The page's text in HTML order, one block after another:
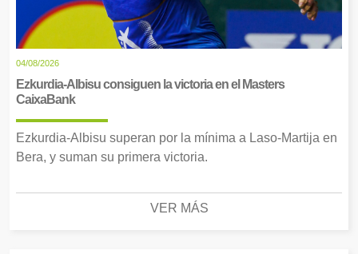
04/08/2026
Ezkurdia-Albisu consiguen la victoria en el Masters
CaixaBank
Ezkurdia-Albisu superan por la mínima a Laso-Martija en
Bera, y suman su primera victoria.
VER MÁS